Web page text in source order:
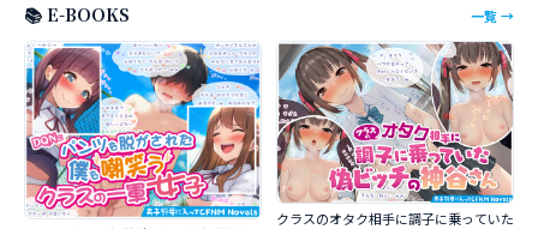
📚 E-BOOKS 一覧 →
クラスのオタク相手に調子に乗っていた